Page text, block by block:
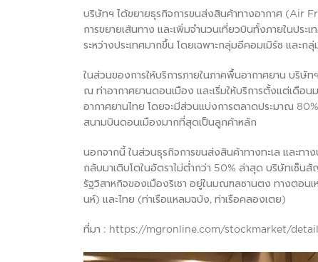
บริษัทฯ ได้ขยายธุรกิจการขนส่งสินค้าทางอากาศ (Air
การขยายเส้นทาง และเพิ่มจำนวนเที่ยวบินทั้งภายในประ
ระหว่างประเทศมากขึ้น โดยเฉพาะกลุ่มอีคอมเมิร์ซ และก
ในส่วนของการให้บริการภายในภาคพื้นอากาศยาน บริ
ณ ท่าอากาศยานดอนเมือง และเริ่มให้บริการตั้งแต่เดือ
อากาศยานไทย โดยจะมีส่วนแบ่งการตลาดประมาณ
สนามบินดอนเมืองมากที่สุดเป็นลูกค้าหลัก
นอกจากนี้ ในส่วนธุรกิจการขนส่งสินค้าทางทะเล และ
กลับมาเติบโตในอัตราไม่ต่ำกว่า 50% ล่าสุด บริษัทเซ็น
รัฐวิสาหกิจของเมืองริเชา อยู่ในมณฑลซานตง ทางตอนเ
นห์) และไทย (ท่าเรือแหลมฉบัง, ท่าเรือคลองเตย)
ที่มา : https://mgronline.com/stockmarket/